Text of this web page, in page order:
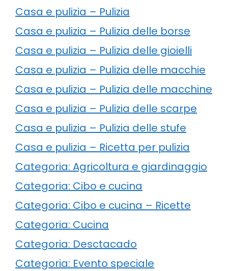
Casa e pulizia – Pulizia
Casa e pulizia – Pulizia delle borse
Casa e pulizia – Pulizia delle gioielli
Casa e pulizia – Pulizia delle macchie
Casa e pulizia – Pulizia delle macchine
Casa e pulizia – Pulizia delle scarpe
Casa e pulizia – Pulizia delle stufe
Casa e pulizia – Ricetta per pulizia
Categoria: Agricoltura e giardinaggio
Categoria: Cibo e cucina
Categoria: Cibo e cucina – Ricette
Categoria: Cucina
Categoria: Desctacado
Categoria: Evento speciale